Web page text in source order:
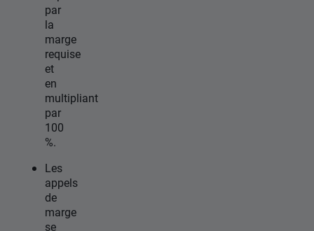
par
la
marge
requise
et
en
multipliant
par
100
%.
Les
appels
de
marge
se